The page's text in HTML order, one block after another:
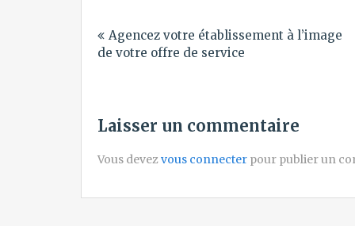
deAgencez votre établissement à l’image
de votre offre de service
Laisser un commentaire
Vous devezvous connecter pour publier un